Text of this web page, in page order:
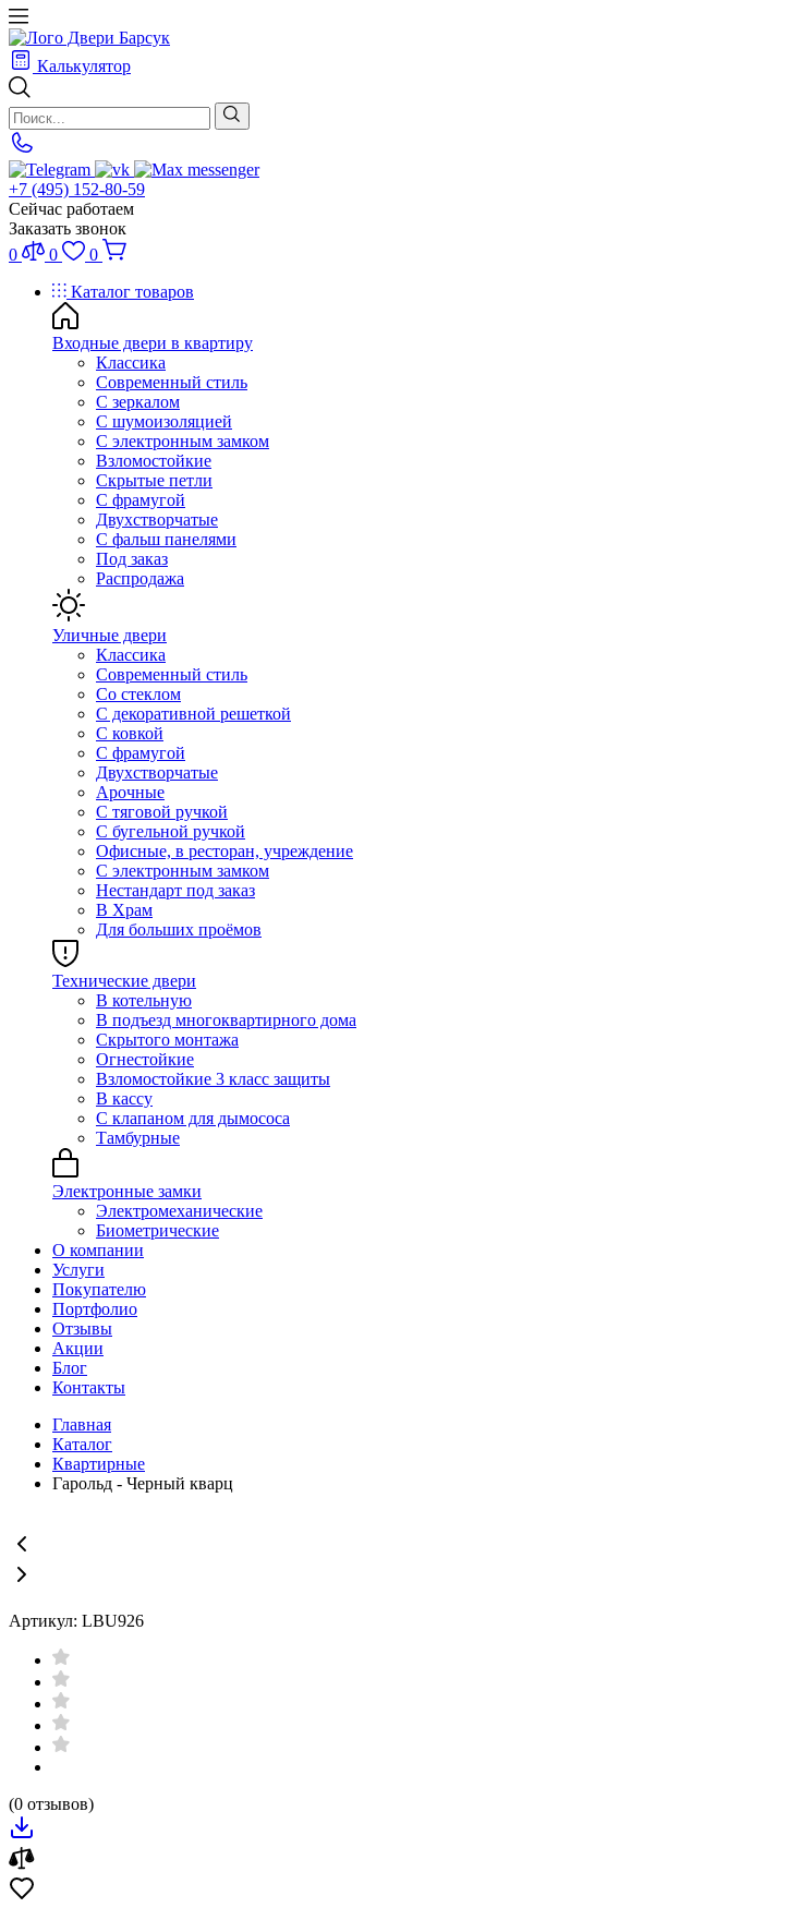
Калькулятор
+7 (495) 152-80-59
Сейчас работаем
Заказать звонок
0
0
0
Каталог товаров
Входные двери в квартиру
Классика
Современный стиль
С зеркалом
С шумоизоляцией
С электронным замком
Взломостойкие
Скрытые петли
С фрамугой
Двухстворчатые
С фальш панелями
Под заказ
Распродажа
Уличные двери
Классика
Современный стиль
Со стеклом
С декоративной решеткой
С ковкой
С фрамугой
Двухстворчатые
Арочные
С тяговой ручкой
С бугельной ручкой
Офисные, в ресторан, учреждение
С электронным замком
Нестандарт под заказ
В Храм
Для больших проёмов
Технические двери
В котельную
В подъезд многоквартирного дома
Скрытого монтажа
Огнестойкие
Взломостойкие 3 класс защиты
В кассу
С клапаном для дымососа
Тамбурные
Электронные замки
Электромеханические
Биометрические
О компании
Услуги
Покупателю
Портфолио
Отзывы
Акции
Блог
Контакты
Главная
Каталог
Квартирные
Гарольд - Черный кварц
Артикул: LBU926
(0 отзывов)